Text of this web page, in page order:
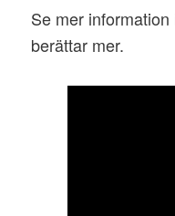
Se mer
berättar mer.